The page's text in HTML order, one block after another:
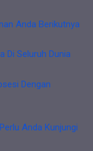
Anda Berikutnya
Di Seluruh Dunia
Dengan
Anda Kunjungi